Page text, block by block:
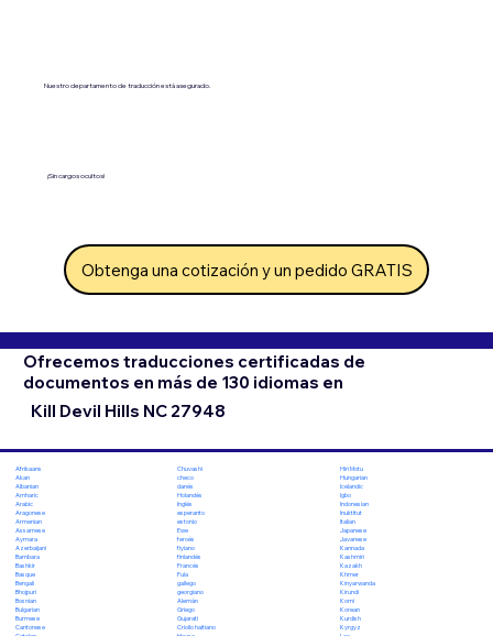
Nuestro departamento de traducción está asegurado.
¡Sin cargos ocultos!
Obtenga una cotización y un pedido GRATIS
Ofrecemos traducciones certificadas de
documentos en más de 130 idiomas en
Kill Devil Hills NC 27948
Afrikaans
Akan
Albanian
Amharic
Arabic
Aragonese
Armenian
Assamese
Aymara
Azerbaijani
Bambara
Bashkir
Basque
Bengali
Bhojpuri
Bosnian
Bulgarian
Burmese
Cantonese
Chuvashi
checo
danés
Holandés
Inglés
esperanto
estonio
Ewe
feroés
fiyiano
finlandés
Francés
Fula
gallego
georgiano
Alemán
Griego
Gujarati
Criollo haitiano
Hiri Motu
Hungarian
Icelandic
Igbo
Indonesian
Inuktitut
Italian
Japanese
Javanese
Kannada
Kashmiri
Kazakh
Khmer
Kinyarwanda
Kirundi
Komi
Korean
Kurdish
Kyrgyz